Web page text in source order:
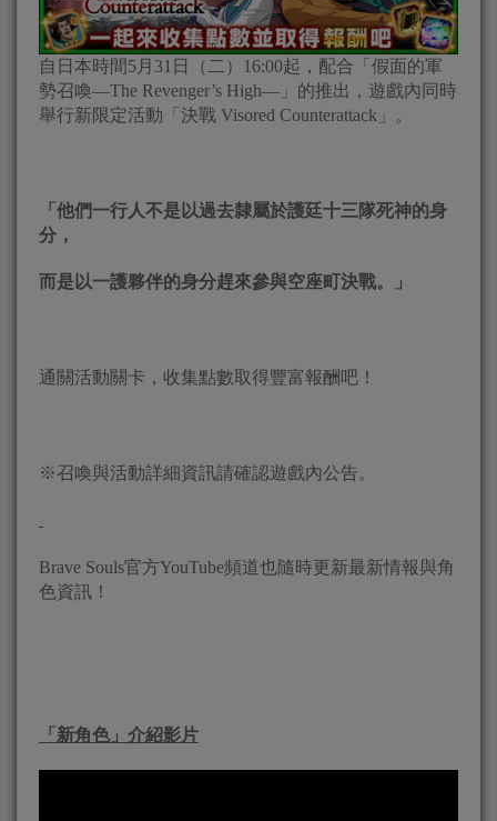
自日本時間5月31日（二）16:00起，配合「假面的軍
勢召喚―The Revenger’s High―」的推出，遊戲內同時
舉行新限定活動「決戰 Visored Counterattack」。
「他們一行人不是以過去隸屬於護廷十三隊死神的身
分，
而是以一護夥伴的身分趕來參與空座町決戰。」
通關活動關卡，收集點數取得豐富報酬吧！
※召喚與活動詳細資訊請確認遊戲內公告。
Brave Souls官方YouTube頻道也隨時更新最新情報與角
色資訊！
「新角色」介紹影片